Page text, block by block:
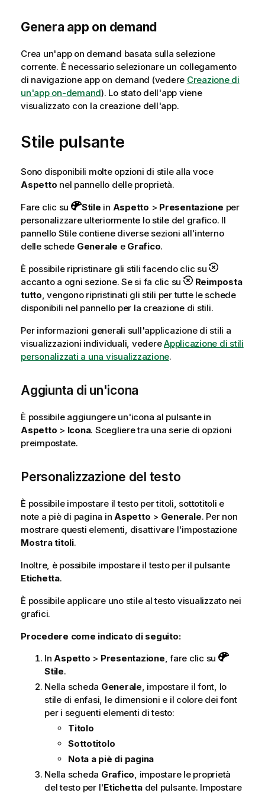
Genera app on demand
Crea un'app on demand basata sulla selezione
corrente. È necessario selezionare un collegamento
di navigazione app on demand (vedere Creazione di
un'app on-demand). Lo stato dell'app viene
visualizzato con la creazione dell'app.
Stile pulsante
Sono disponibili molte opzioni di stile alla voce
Aspetto nel pannello delle proprietà.
Fare clic su
Stile in Aspetto > Presentazione per
personalizzare ulteriormente lo stile del grafico. Il
pannello Stile contiene diverse sezioni all'interno
delle schede Generale e Grafico.
È possibile ripristinare gli stili facendo clic su
accanto a ogni sezione. Se si fa clic su
Reimposta
tutto, vengono ripristinati gli stili per tutte le schede
disponibili nel pannello per la creazione di stili.
Per informazioni generali sull'applicazione di stili a
visualizzazioni individuali, vedereApplicazione di stili
personalizzati a una visualizzazione.
Aggiunta di un'icona
È possibile aggiungere un'icona al pulsante in
Aspetto > Icona. Scegliere tra una serie di opzioni
preimpostate.
Personalizzazione del testo
È possibile impostare il testo per titoli, sottotitoli e
note a piè di pagina in Aspetto > Generale. Per non
mostrare questi elementi, disattivare l'impostazione
Mostra titoli.
Inoltre, è possibile impostare il testo per il pulsante
Etichetta.
È possibile applicare uno stile al testo visualizzato nei
grafici.
Procedere come indicato di seguito:
InAspetto > Presentazione, fare clic su
Stile.
Nella scheda Generale, impostare il font, lo
stile di enfasi, le dimensioni e il colore dei font
per i seguenti elementi di testo:
Titolo
Sottotitolo
Nota a piè di pagina
Nella scheda Grafico, impostare le proprietà
del testo per l'Etichettadel pulsante. Impostare